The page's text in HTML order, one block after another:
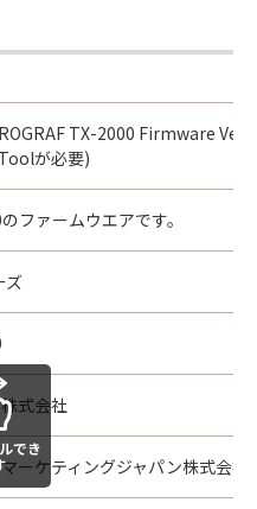
させてはなりませ
める場合を除き、
ウエア」に関する知
利もお客様に付与す
。
の内容によりキヤノ
が、CD-ROM等の記
供されている場合、
「許諾ソフトウエ
TX-2000 Firmware
が必要)
ファームウエアです。
ズ
式会社
ーケティングジャパン株式会社
でき